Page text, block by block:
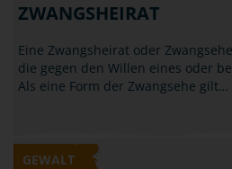
ZWANGSHEIRAT
Eine Zwangsheirat oder
die gegen den Willen eines oder
Als eine Form der Zwangsehe gilt…
GEWALT